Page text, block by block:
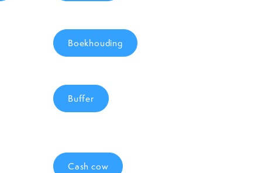
Boekhouding
Buffer
Cash cow